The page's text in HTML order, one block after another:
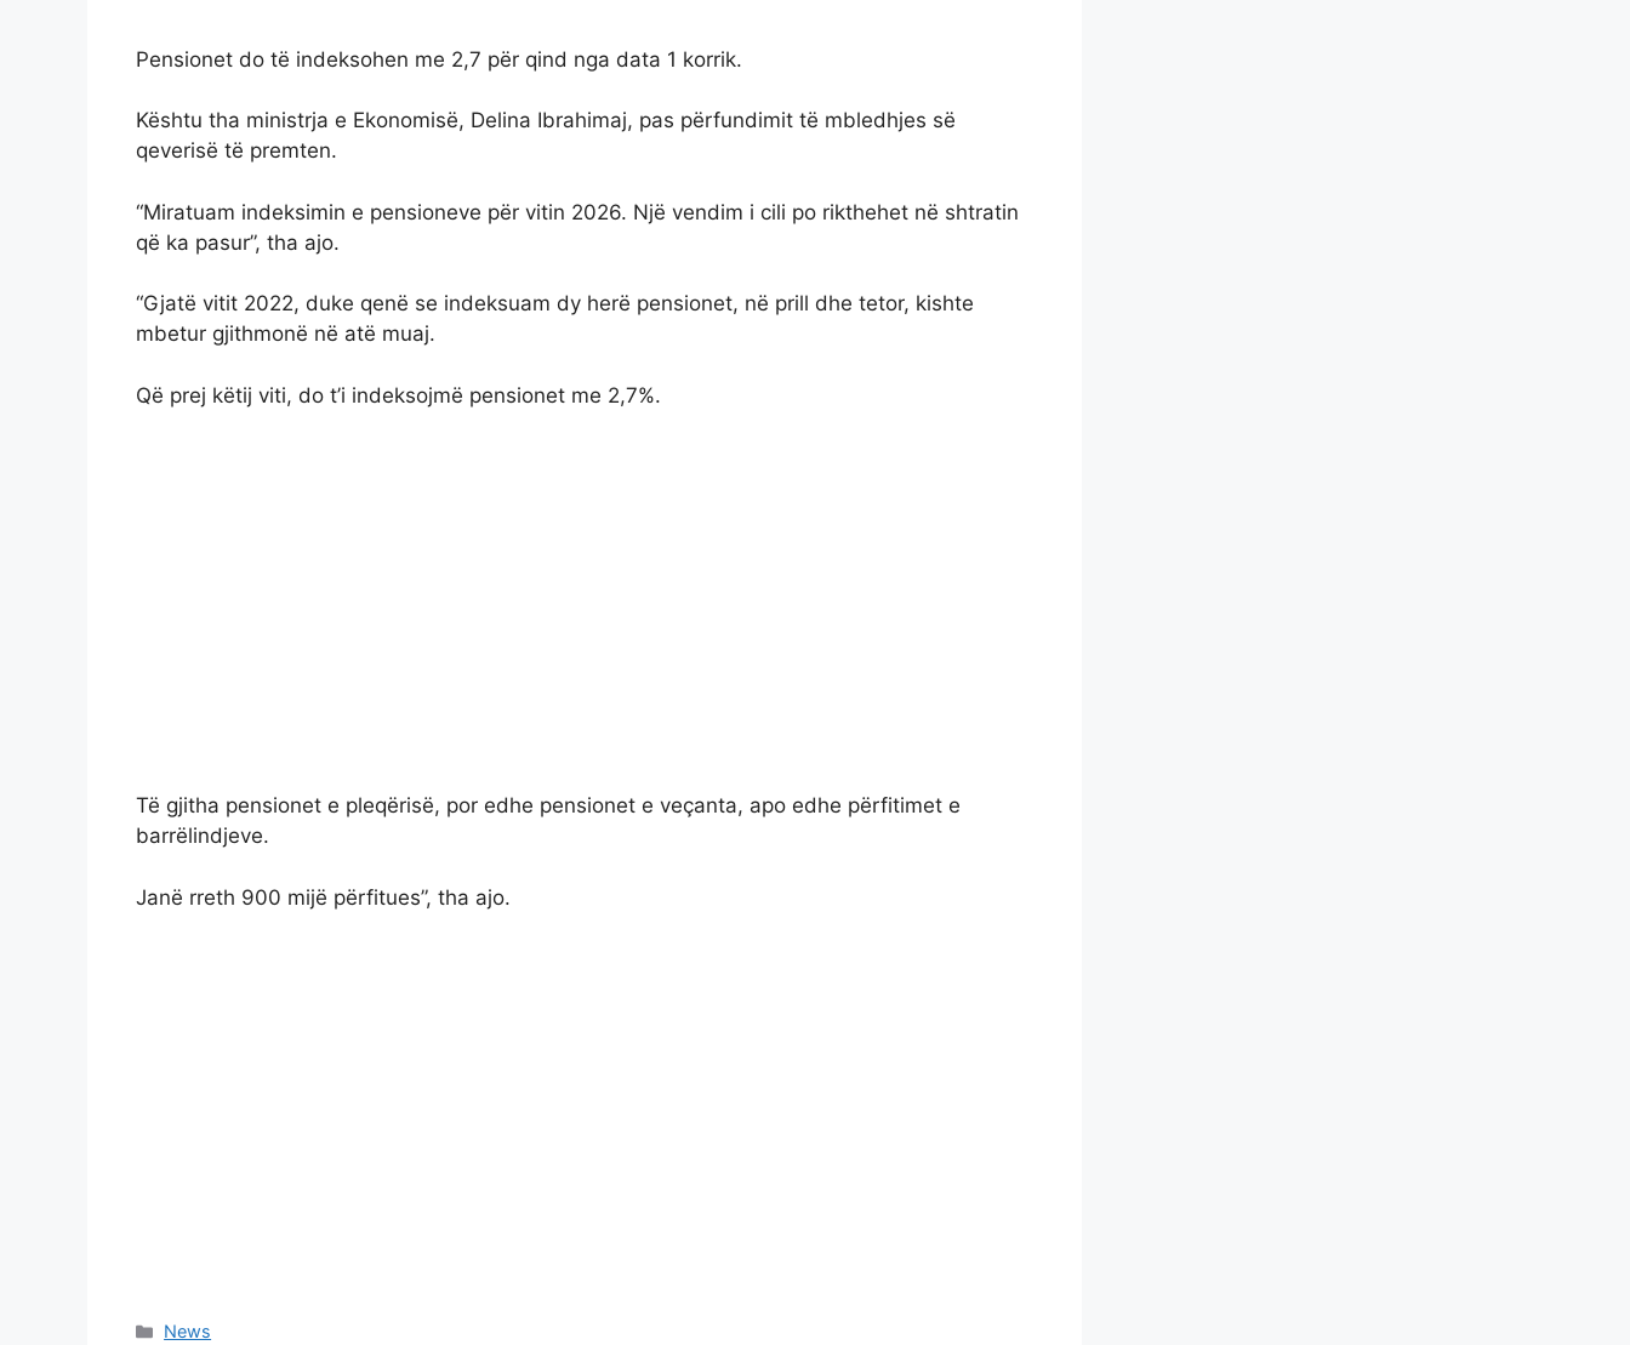
Pensionet do të indeksohen me 2,7 për qind nga data 1 korrik.
Kështu tha ministrja e Ekonomisë, Delina Ibrahimaj, pas përfundimit të mbledhjes së
qeverisë të premten.
“Miratuam indeksimin e pensioneve për vitin 2026. Një vendim i cili po rikthehet në shtratin
që ka pasur”, tha ajo.
“Gjatë vitit 2022, duke qenë se indeksuam dy herë pensionet, në prill dhe tetor, kishte
mbetur gjithmonë në atë muaj.
Që prej këtij viti, do t’i indeksojmë pensionet me 2,7%.
Të gjitha pensionet e pleqërisë, por edhe pensionet e veçanta, apo edhe përfitimet e
barrëlindjeve.
Janë rreth 900 mijë përfitues”, tha ajo.
Categories
News